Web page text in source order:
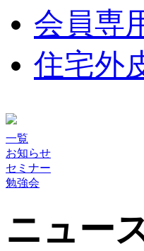
会員専
住宅外
一覧
お知らせ
セミナー
勉強会
ニュー